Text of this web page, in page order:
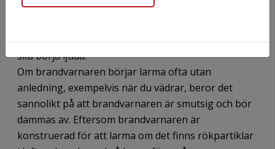
Du bör med jämna mellanrum kontrollera att
hålla in brandvarnarens testknapp. Brandvarnaren
ska börja ljuda.
Om brandvarnaren börjar larma ofta utan
anledning, exempelvis när du vädrar, beror det
sannolikt på att brandvarnaren är smutsig och bör
dammas av. Eftersom brandvarnaren är
konstruerad för att larma om det finns rökpartiklar